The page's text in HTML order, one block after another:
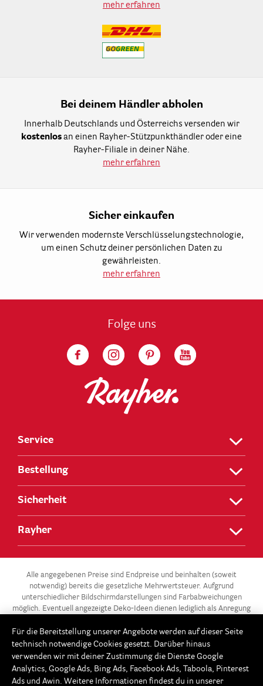
mehr erfahren
Bei deinem Händler abholen
Innerhalb Deutschlands und Österreichs versenden wir
kostenlos an einen Rayher-Stützpunkthändler oder eine
Rayher-Filiale in deiner Nähe.
mehr erfahren
Sicher einkaufen
Wir verwenden modernste Verschlüsselungstechnologie,
um einen Schutz deiner persönlichen Daten zu
gewährleisten.
mehr erfahren
Folge uns
Service
Bestellung
Sicherheit
Rayher
Alle angegebenen Preise sind Endpreise und beinhalten (soweit
notwendig) bereits die gesetzliche Mehrwertsteuer. Aufgrund
unterschiedlicher Bildschirmdarstellungen sind Farbabweichungen
möglich. Eventuell angezeigte Deko-Ideen dienen lediglich als Anregung
** Die 3 für 2-Aktion gilt für alle Artikel der Kategorie „Gießen –
Modellieren / Gießformen“ in unserem Onlineshop unter
www.Rayher.com. Ab 3 Gießformen im Warenkorb erhältst du die
günstigste Gießform gratis. Dieses Angebot potenziert sich im 3er-
Für die Bereitstellung unserer Angebote werden auf dieser Seite
technisch notwendige Cookies gesetzt. Darüber hinaus
verwenden wir mit deiner Zustimmung die Dienste Google
Analytics, Google Ads, Bing Ads, Facebook Ads, Taboola, Pinterest
Ads und Awin. Weitere Informationen findest du in unserer